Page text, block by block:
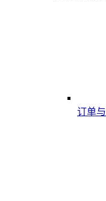
订单